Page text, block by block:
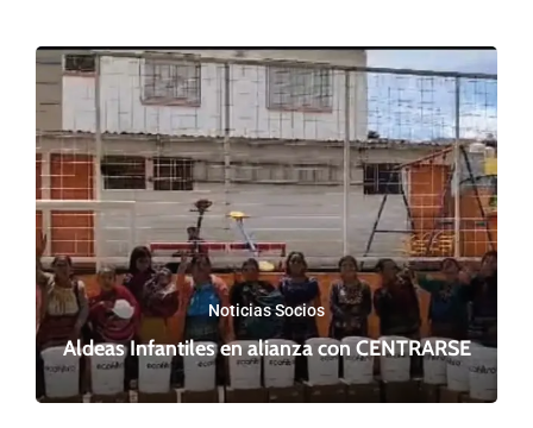
Noticias Socios
Aldeas Infantiles en alianza con CENTRARSE